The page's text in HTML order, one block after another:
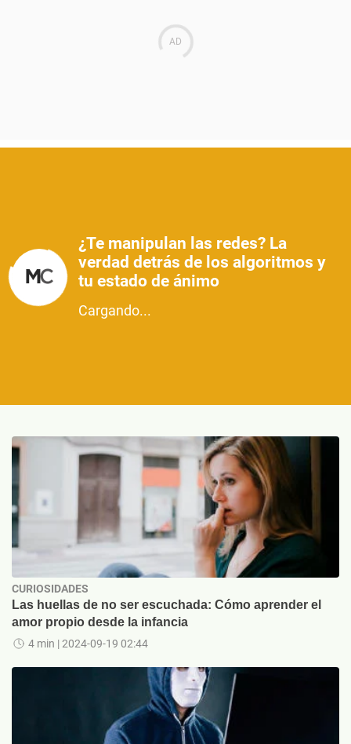
¿Te manipulan las redes? La
verdad detrás de los algoritmos y
tu estado de ánimo
Cargando...
CURIOSIDADES
Las huellas de no ser escuchada: Cómo aprender el
amor propio desde la infancia
4 min | 2024-09-19 02:44